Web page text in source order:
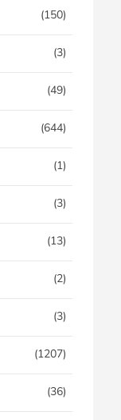
(150)
(3)
(49)
(644)
(1)
(3)
(13)
(2)
(3)
(1207)
(36)